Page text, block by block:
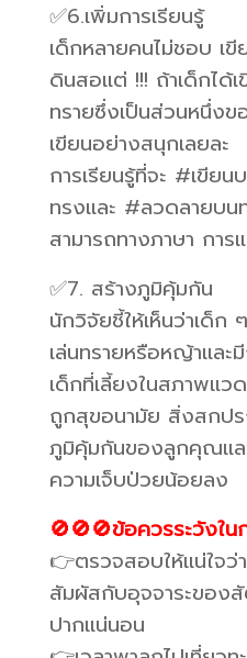
✅6.เพิ่มการเรียนรู้
เด็กหลายคนไม่ชอบ เ
ดินสอแต่ !!! ถ้าเด็กได้
ทรายซึ่งเป็นส่วนหนึ่งข
เขียนอย่างสนุกเลยละ
การเรียนรู้ที่จะ #เขีย
ทรงและ #ลวดลายบน
สามารถทางภาษา กา
✅7. สร้างภูมิคุ้มกัน
นักวิจัยชี้ให้เห็นว่าเด็ก
เล่นทรายหรือหญ้าแล
เด็กที่เลี้ยงในสภาพแว
ถูกสุขอนามัย สิ่งสกปร
ภูมิคุ้มกันของลูกคุณแล
ความเจ็บป่วยน้อยลง
🚫🚫🚫ข้อควรระวังใน
👉ตรวจสอบให้แน่ใจว่
สัมผัสกับอุจจาระของสั
ปากแน่นอน